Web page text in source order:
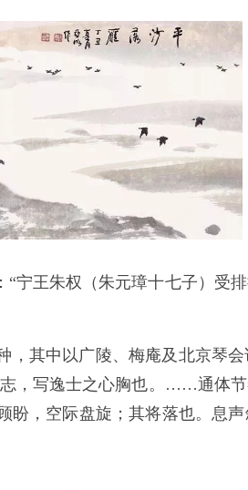
宁王朱权（朱元璋十七子）受
，其中以广陵、梅庵及北京琴
，写逸士之心胸也。……通体
，空际盘旋；其将落也。息